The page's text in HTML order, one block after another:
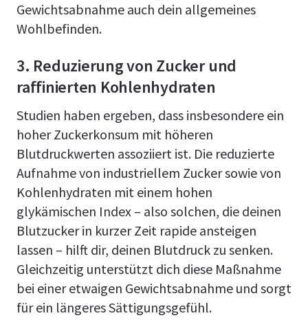
Gewichtsabnahme auch dein allgemeines
Wohlbefinden.
3. Reduzierung von Zucker und
raffinierten Kohlenhydraten
Studien haben ergeben, dass insbesondere ein
hoher Zuckerkonsum mit höheren
Blutdruckwerten assoziiert ist. Die reduzierte
Aufnahme von industriellem Zucker sowie von
Kohlenhydraten mit einem hohen
glykämischen Index – also solchen, die deinen
Blutzucker in kurzer Zeit rapide ansteigen
lassen – hilft dir, deinen Blutdruck zu senken.
Gleichzeitig unterstützt dich diese Maßnahme
bei einer etwaigen Gewichtsabnahme und sorgt
für ein längeres Sättigungsgefühl.